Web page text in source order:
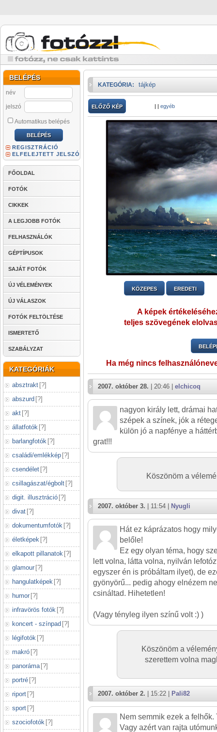
BELÉPÉS
név
jelszó
Automatikus belépés
REGISZTRÁCIÓ
ELFELEJTETT JELSZÓ
FŐOLDAL
FOTÓK
CIKKEK
A LEGJOBB FOTÓK
FELHASZNÁLÓK
GÉPTÍPUSOK
SAJÁT FOTÓK
ÚJ VÉLEMÉNYEK
ÚJ VÁLASZOK
FOTÓK FELTÖLTÉSE
ISMERTETŐ
SZABÁLYZAT
KATEGÓRIÁK
absztrakt [?]
abszurd [?]
akt [?]
állatfotók [?]
barlangfotók [?]
családi/emlékkép [?]
csendélet [?]
csillagászat/égbolt [?]
digit. illusztráció [?]
divat [?]
dokumentumfotók [?]
életképek [?]
elkapott pillanatok [?]
glamour [?]
hangulatképek [?]
humor [?]
infravörös fotók [?]
koncert - színpad [?]
légifotók [?]
makró [?]
panoráma [?]
portré [?]
riport [?]
sport [?]
szociofotók [?]
KATEGÓRIA: tájkép
ELŐZŐ KÉP | | egyéb
KÖZEPES EREDETI
A képek
teljes szövegének
Ha még nincs
2007. október 28. | 20:46 | elchicoq
nagyon király lett, drámai
szépek a színek, jók a
külön jó a napfénye a
grat!!!
Köszönöm a
2007. október 3. | 11:54 | Nyugli
Hát ez káprázatos hogy
belőle!
Ez egy olyan téma, hogy
lett volna, látta volna, nyilván
egyszer én is próbáltam ilyet), de
gyönyörű... pedig ahogy elnézem
csináltad. Hihetetlen!
(Vagy tényleg ilyen színű volt :) )
Köszönöm a
szerettem volna
2007. október 2. | 15:22 | Pali82
Nem semmik ezek a
Vagy azért van rajta